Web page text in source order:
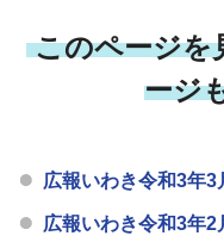
このページを
ージ
広報いわき令和3年3
広報いわき令和3年2